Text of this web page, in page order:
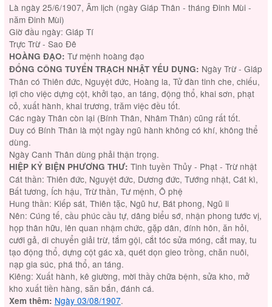
Là ngày 25/6/1907, Âm lịch (ngày Giáp Thân - tháng Đinh Mùi -
năm Đinh Mùi)
Giờ đầu ngày: Giáp Tí
Trực Trừ - Sao Đê
HOÀNG ĐẠO: Tư mệnh hoàng đạo
ĐỔNG CÔNG TUYỂN TRẠCH NHẬT YẾU DỤNG: Ngày Trừ - Giáp
Thân có Thiên đức, Nguyệt đức, Hoàng la, Tử đàn tinh che, chiếu,
lợi cho việc dựng cột, khởi tạo, an táng, động thổ, khai sơn, phạt
cỏ, xuất hành, khai trương, trăm việc đều tốt.
Các ngày Thân còn lại (Bính Thân, Nhâm Thân) cũng rất tốt.
Duy có Bính Thân là một ngày ngũ hành không có khí, không thể
dùng.
Ngày Canh Thân dùng phải thận trọng.
HIỆP KỶ BIỆN PHƯƠNG THƯ: Tinh tuyền Thủy - Phạt - Trừ nhật
Cát thần: Thiên đức, Nguyệt đức, Dương đức, Tướng nhật, Cát kì,
Bất tương, Ích hậu, Trừ thần, Tư mệnh, Ô phệ
Hung thần: Kiếp sát, Thiên tặc, Ngũ hư, Bát phong, Ngũ li
Nên: Cúng tế, cầu phúc cầu tự, dâng biểu sớ, nhận phong tước vị,
họp thân hữu, lên quan nhậm chức, gặp dân, đính hôn, ăn hỏi,
cưới gả, di chuyển giải trừ, tắm gội, cắt tóc sửa móng, cắt may, tu
tạo động thổ, dựng cột gác xà, quét dọn gieo trồng, chăn nuôi,
nạp gia súc, phá thổ, an táng.
Kiêng: Xuất hành, kê giường, mời thầy chữa bệnh, sửa kho, mở
kho xuất tiền hàng, săn bắn, đánh cá.
Xem thêm: Ngày 03/08/1907.